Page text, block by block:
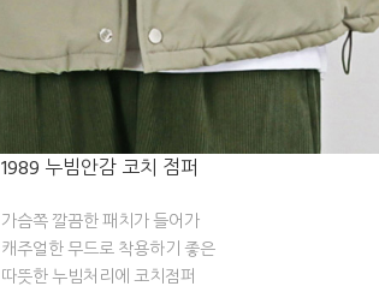
1989 누빔안감 코치 점퍼
가슴쪽 깔끔한 패치가 들어가
캐주얼한 무드로 착용하기 좋은
따뜻한 누빔처리에 코치점퍼